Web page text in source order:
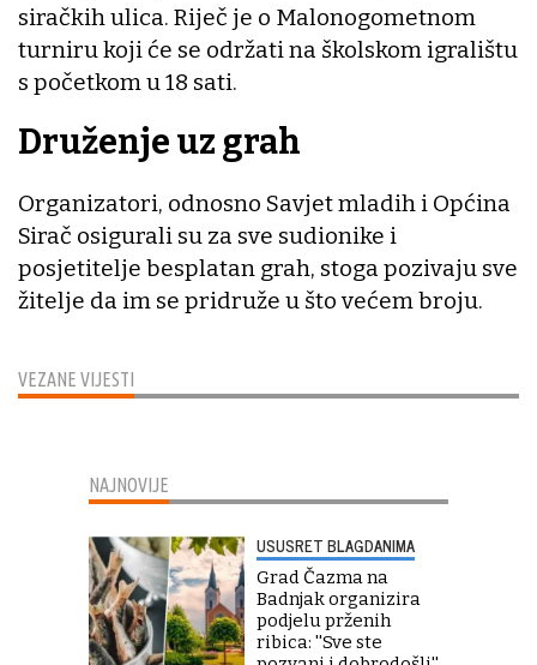
VEZANE VIJESTI
siračkih ulica. Riječ je o Malonogometnom
turniru koji će se održati na školskom igralištu
s početkom u 18 sati.
Druženje uz grah
Organizatori, odnosno Savjet mladih i Općina
Sirač osigurali su za sve sudionike i
posjetitelje besplatan grah, stoga pozivaju sve
žitelje da im se pridruže u što većem broju.
NAJNOVIJE
USUSRET BLAGDANIMA
Grad Čazma na
Badnjak organizira
podjelu prženih
ribica: ''Sve ste